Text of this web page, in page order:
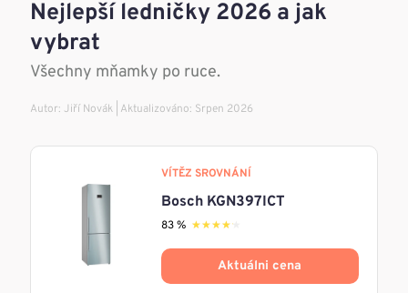
Nejlepší ledničky 2026 a jak
vybrat
Všechny mňamky po ruce.
Autor: Jiří Novák | Aktualizováno: Srpen 2026
VÍTĚZ SROVNÁNÍ
Bosch KGN397ICT
83 % ★★★★★
★★★★★
Aktuálni cena